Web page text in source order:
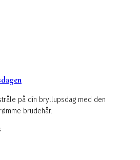
på din bryllupsdag med den
brudehår.